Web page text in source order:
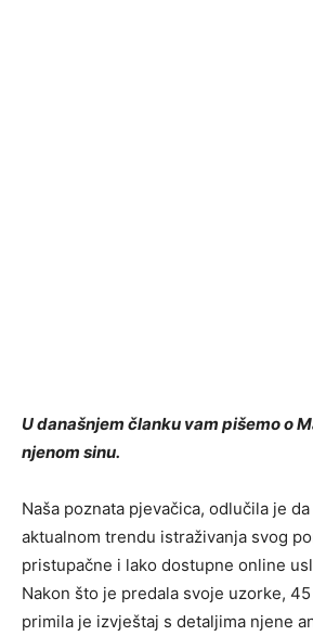
U današnjem članku vam pišemo o
njenom sinu.
Naša poznata pjevačica, odlučila je
aktualnom trendu istraživanja svog
pristupačne i lako dostupne online
Nakon što je predala svoje uzorke,
primila je izvještaj s detaljima njene